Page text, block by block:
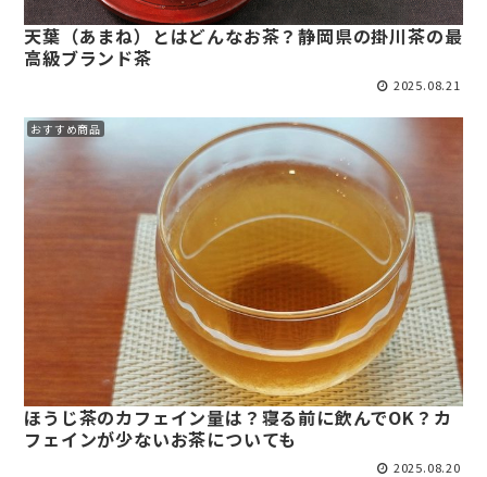
天葉（あまね）とはどんなお茶？静岡県の掛川茶の最
高級ブランド茶
2025.08.21
おすすめ商品
ほうじ茶のカフェイン量は？寝る前に飲んでOK？カ
フェインが少ないお茶についても
2025.08.20